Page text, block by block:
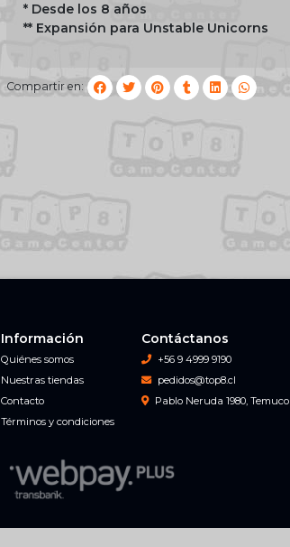
* Desde los 8 años
** Expansión para Unstable Unicorns
Compartir en:
Información
Quiénes somos
Nuestras tiendas
Contacto
Términos y condiciones
Contáctanos
+56 9 4999 9190
pedidos@top8.cl
Pablo Neruda 1980, Temuco